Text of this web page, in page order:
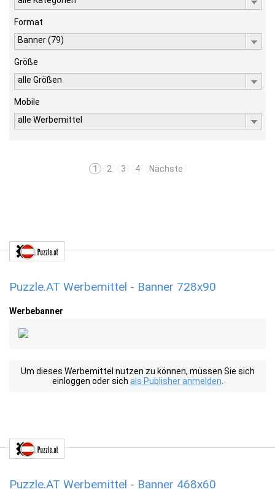
Format
Banner (79)
Größe
alle Größen
Mobile
alle Werbemittel
1 2 3 4 Nächste
Puzzle.AT Werbemittel - Banner 728x90
Werbebanner
Um dieses Werbemittel nutzen zu können, müssen Sie sich
einloggen oder sich als Publisher anmelden
Puzzle.AT Werbemittel - Banner 468x60